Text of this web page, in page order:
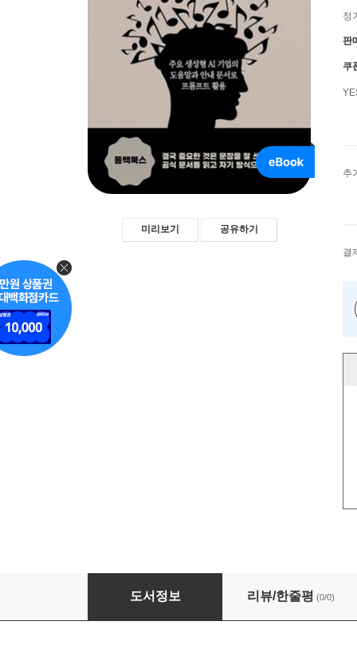
미리보기 공유하기
정
판
쿠
추
결
AI 플랫폼 제공사별 공식 가이드로 배우는 프롬
도서정보 리뷰/한줄평 (0/0)